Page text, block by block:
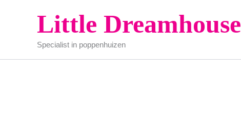
Little Dreamhouse
Specialist in poppenhuizen